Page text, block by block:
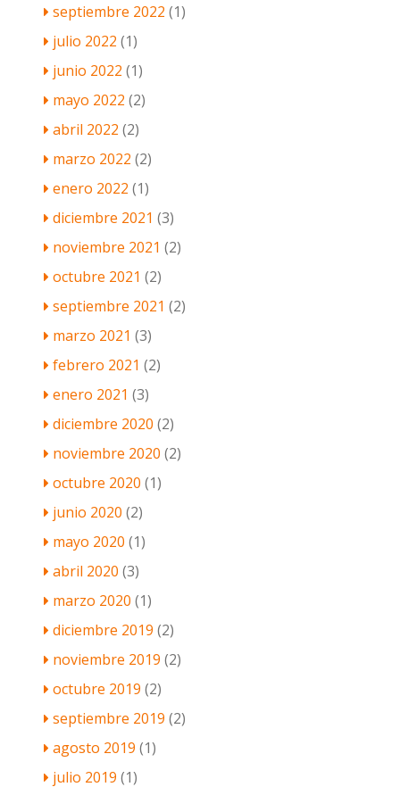
septiembre 2022 (1)
julio 2022 (1)
junio 2022 (1)
mayo 2022 (2)
abril 2022 (2)
marzo 2022 (2)
enero 2022 (1)
diciembre 2021 (3)
noviembre 2021 (2)
octubre 2021 (2)
septiembre 2021 (2)
marzo 2021 (3)
febrero 2021 (2)
enero 2021 (3)
diciembre 2020 (2)
noviembre 2020 (2)
octubre 2020 (1)
junio 2020 (2)
mayo 2020 (1)
abril 2020 (3)
marzo 2020 (1)
diciembre 2019 (2)
noviembre 2019 (2)
octubre 2019 (2)
septiembre 2019 (2)
agosto 2019 (1)
julio 2019 (1)